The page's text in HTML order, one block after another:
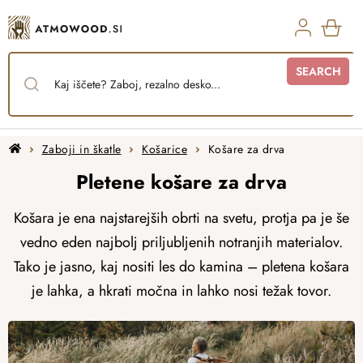
to
content
SEARCH
HomeZaboji in škatle Košarice Košare za drva
Pletene košare za drva
Košara je ena najstarejših obrti na svetu, protja pa je še
vedno eden najbolj priljubljenih notranjih materialov.
Tako je jasno, kaj nositi les do kamina – pletena košara
je lahka, a hkrati močna in lahko nosi težak tovor.